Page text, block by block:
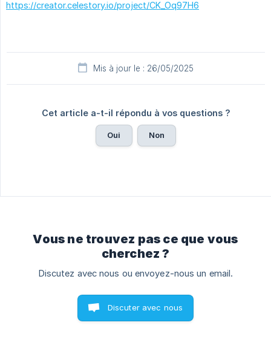
https://creator.celestory.io/project/CK_Oq97H6
Mis à jour le : 26/05/2025
Cet article a-t-il répondu à vos questions ?
Oui Non
Vous ne trouvez pas ce que vous
cherchez ?
Discutez avec nous ou envoyez-nous un email.
Discuter avec nous